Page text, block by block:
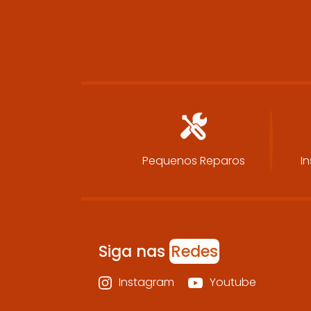
Pequenos Reparos
Siga nas Redes
Instagram Youtube